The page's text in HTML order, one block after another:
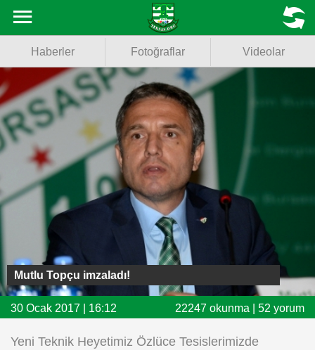
Fotoğraflar
Videolar
Basketbol
Voleybol
Puan Durumu
Facebook
Twitter
Instagram
MENU
Haberler Fotoğraflar Videolar
Mutlu Topçu imzaladı!
30 Ocak 2017 | 16:12 22247 okunma | 52 yorum
Yeni Teknik Heyetimiz Özlüce Tesislerimizde